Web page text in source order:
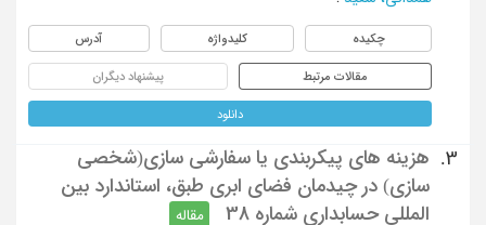
چکیده کلیدواژه آدرس
مقالات مرتبط پیشنهاد دیگران
دانلود
3.
هزینه ‌های پیکربندی یا سفارشی ‌سازی(شخصی
‌سازی) در چیدمان فضای ابری طبق، استاندارد بین‌
المللی حسابداری شماره 38
مقاله